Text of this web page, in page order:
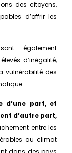
des citoyens,
d’offrir les
également
d’inégalité,
vulnérabilité des
d’une part, et
d’autre part,
entre les
au climat